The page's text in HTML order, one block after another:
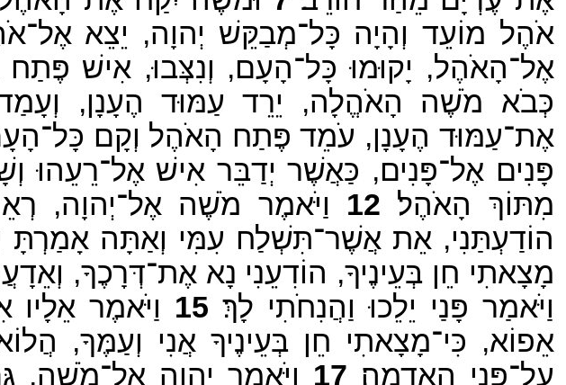
אֹהֶל מוֹעֵד וְהָיָה כָּל־מְבַקֵּשׁ יְהוָה, יֵצֵא
אֶל־הָאֹהֶל, יָקוּמוּ כָּל־הָעָם, וְנִצְּבוּ, אִישׁ
כְּבֹא מֹשֶׁה הָאֹהֱלָה, יֵרֵד עַמּוּד הֶעָנָן,
אֶת־עַמּוּד הֶעָנָן, עֹמֵד פֶּתַח הָאֹהֶל וְקָם
פָּנִים אֶל־פָּנִים, כַּאֲשֶׁר יְדַבֵּר אִישׁ אֶל־רֵעֵהוּ
מִתּוֹךְ הָאֹהֶל׃ 12 וַיֹּאמֶר מֹשֶׁה אֶל־יְהוָה,
הוֹדַעְתַּנִי, אֵת אֲשֶׁר־תִּשְׁלַח עִמִּי וְאַתָּה אָמַרְתָּ
מָצָאתִי חֵן בְּעֵינֶיךָ, הוֹדִעֵנִי נָא אֶת־דְּרָכֶךָ,
וַיֹּאמַר פָּנַי יֵלֵכוּ וַהֲנִחֹתִי לָךְ׃ 15 וַיֹּאמֶר אֵלָיו
אֵפוֹא, כִּי־מָצָאתִי חֵן בְּעֵינֶיךָ אֲנִי וְעַמֶּךָ,
עַל־פְּנֵי הָאֲדָמָה׃ 17 וַיֹּאמֶר יְהוָה